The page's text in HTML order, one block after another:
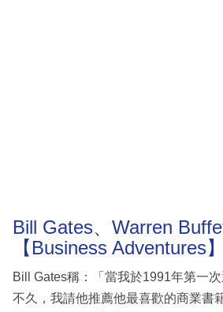
Bill Gates、Warren
【Business Adventures】
Bill Gates稱：「當我於1991年第一
不久，我請他推薦他最喜歡的商業書